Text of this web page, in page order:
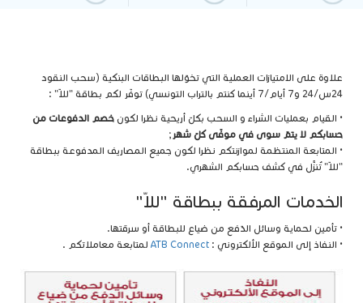
علاوة على الامتيازات العملية التي تخوّلها البطاقات البنكية (سحب النقود
24س/24 و7 أيام/7 أينما كنتم بالتراب التونسي) توفّر لكم بطاقة "للاّ" :
• القيام بعمليات الشراء و السحب بكلّ أريحية نظرا لكون خصم الدفوعات من
حسابكم لا يتمّ سوى في موفّى كلّ شهر ;
• المتابعة المنتظمة لموازنتكم نظرا لكون جميع المصاريف المدفوعة ببطاقة
"للاّ" تُنزَّل في كشف حسابكم الشهري.
الخدمات المرفقة ببطاقة "للاّ"
• تأمين لحماية وسائل الدّفع من ضياع للبطاقة أو سرقتها.
• النفاذ إلى الموقع الألكتروني : ATB Connect لمتابعة معاملاتكم .